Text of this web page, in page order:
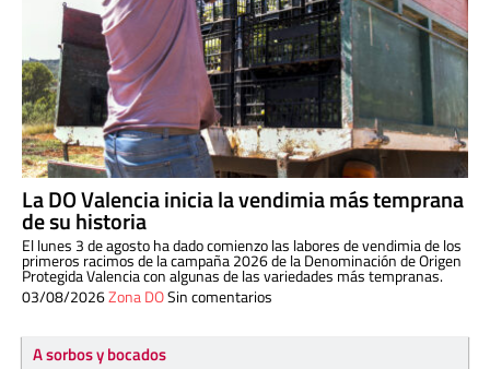
La DO Valencia inicia la vendimia más temprana
de su historia
El lunes 3 de agosto ha dado comienzo las labores de vendimia de los
primeros racimos de la campaña 2026 de la Denominación de Origen
Protegida Valencia con algunas de las variedades más tempranas.
03/08/2026Zona DOSin comentarios
A sorbos y bocados